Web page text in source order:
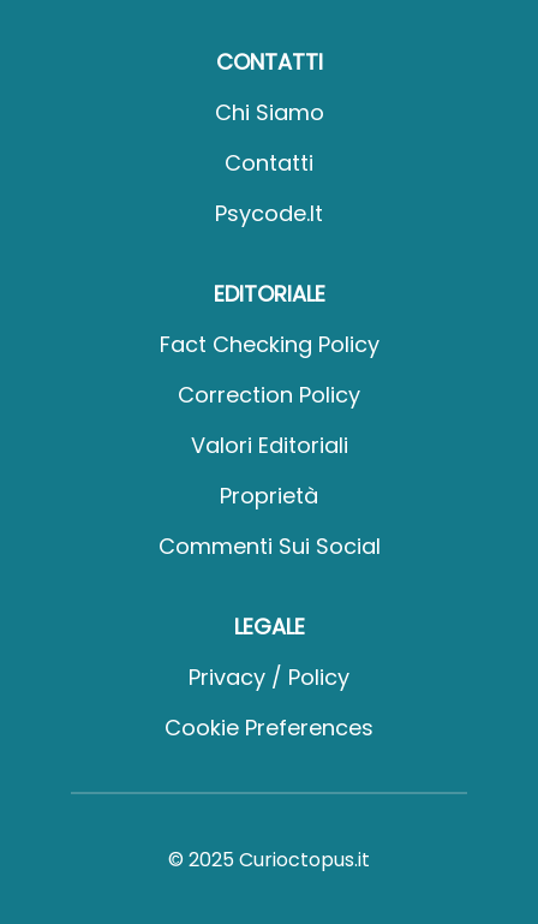
CONTATTI
Chi Siamo
Contatti
Psycode.it
EDITORIALE
Fact Checking Policy
Correction Policy
Valori Editoriali
Proprietà
Commenti Sui Social
LEGALE
Privacy / Policy
Cookie Preferences
© 2025 Curioctopus.it